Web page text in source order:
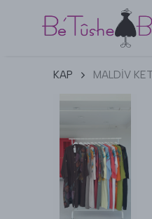
KAP MALDİV